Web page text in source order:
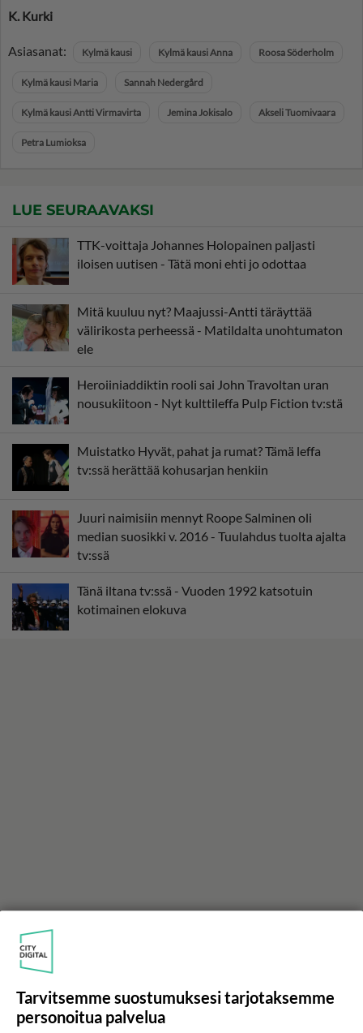
K. Kurki
Asiasanat: Kylmä kausi Kylmä kausi Anna Roosa Söderholm
Kylmä kausi Maria Sannah Nedergård
Kylmä kausi Antti Virmavirta Jemina Jokisalo Akseli Tuomivaara
Petra Lumioksa
LUE SEURAAVAKSI
TTK-voittaja Johannes Holopainen paljasti
iloisen uutisen - Tätä moni ehti jo odottaa
Mitä kuuluu nyt? Maajussi-Antti täräyttää
välirikosta perheessä - Matildalta unohtumaton
ele
Heroiiniaddiktin rooli sai John Travoltan uran
nousukiitoon - Nyt kulttileffa Pulp Fiction tv:stä
Muistatko Hyvät, pahat ja rumat? Tämä leffa
tv:ssä herättää kohusarjan henkiin
Juuri naimisiin mennyt Roope Salminen oli
median suosikki v. 2016 - Tuulahdus tuolta ajalta
tv:ssä
Tänä iltana tv:ssä - Vuoden 1992 katsotuin
kotimainen elokuva
LUETUIMMAT
rahasalkun Henry-
miljonääriltä
Tarvitsemme suostumuksesi tarjotaksemme
personoitua palvelua